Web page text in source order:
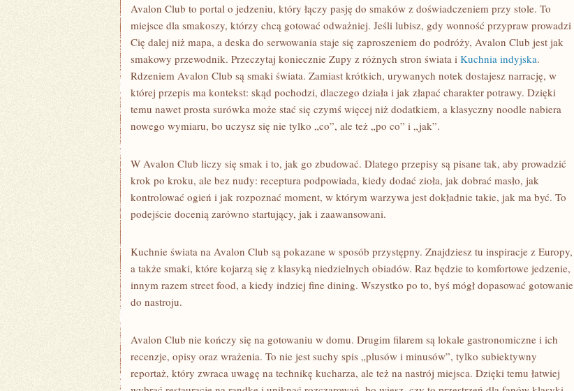
I
DINING
I
KOREAŃSKA
Avalon Club to portal o jedzeniu, który łączy pasję do smaków z doświadczeniem przy stole. To
miejsce dla smakoszy, którzy chcą gotować odważniej. Jeśli lubisz, gdy wonność przypraw prowadzi
Cię dalej niż mapa, a deska do serwowania staje się zaproszeniem do podróży, Avalon Club jest jak
smakowy przewodnik. Przeczytaj koniecznie Zupy z różnych stron świata i Kuchnia indyjska.
Rdzeniem Avalon Club są smaki świata. Zamiast krótkich, urywanych notek dostajesz narrację, w
której przepis ma kontekst: skąd pochodzi, dlaczego działa i jak złapać charakter potrawy. Dzięki
temu nawet prosta surówka może stać się czymś więcej niż dodatkiem, a klasyczny noodle nabiera
nowego wymiaru, bo uczysz się nie tylko „co”, ale też „po co” i „jak”.
W Avalon Club liczy się smak i to, jak go zbudować. Dlatego przepisy są pisane tak, aby prowadzić
krok po kroku, ale bez nudy: receptura podpowiada, kiedy dodać zioła, jak dobrać masło, jak
kontrolować ogień i jak rozpoznać moment, w którym warzywa jest dokładnie takie, jak ma być. To
podejście docenią zarówno startujący, jak i zaawansowani.
Kuchnie świata na Avalon Club są pokazane w sposób przystępny. Znajdziesz tu inspiracje z Europy,
a także smaki, które kojarzą się z klasyką niedzielnych obiadów. Raz będzie to komfortowe jedzenie,
innym razem street food, a kiedy indziej fine dining. Wszystko po to, byś mógł dopasować gotowanie
do nastroju.
Avalon Club nie kończy się na gotowaniu w domu. Drugim filarem są lokale gastronomiczne i ich
recenzje, opisy oraz wrażenia. To nie jest suchy spis „plusów i minusów”, tylko subiektywny
reportaż, który zwraca uwagę na technikę kucharza, ale też na nastrój miejsca. Dzięki temu łatwiej